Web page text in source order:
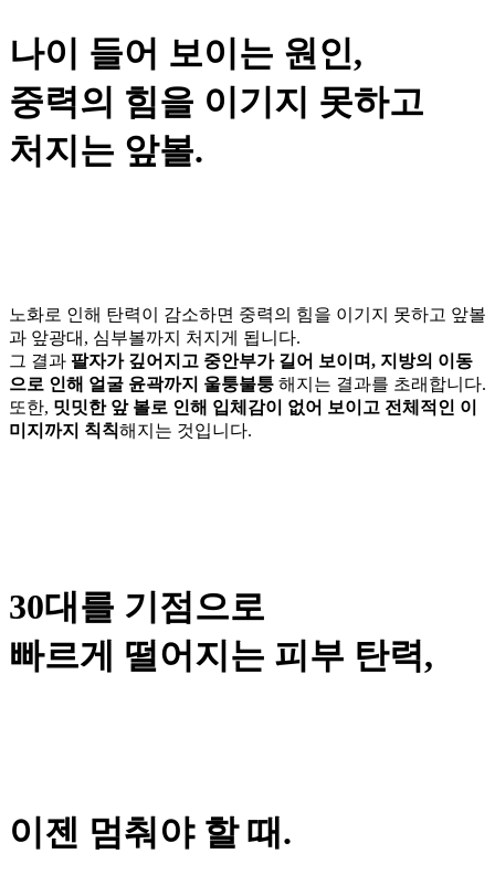
나이 들어 보이는 원인,
중력의 힘을 이기지 못하고
처지는 앞볼.
노화로 인해 탄력이 감소하면 중력의 힘을 이기지 못하고 앞볼
과 앞광대, 심부볼까지 처지게 됩니다.
그 결과 팔자가 깊어지고 중안부가 길어 보이며, 지방의 이동
으로 인해 얼굴 윤곽까지 울퉁불퉁 해지는 결과를 초래합니다.
또한, 밋밋한 앞 볼로 인해 입체감이 없어 보이고 전체적인 이
미지까지 칙칙해지는 것입니다.
30대를 기점으로
빠르게 떨어지는 피부 탄력,
이젠 멈춰야 할 때.